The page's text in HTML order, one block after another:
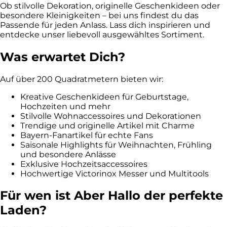
Ob stilvolle Dekoration, originelle Geschenkideen oder
besondere Kleinigkeiten – bei uns findest du das
Passende für jeden Anlass. Lass dich inspirieren und
entdecke unser liebevoll ausgewähltes Sortiment.
Was erwartet Dich?
Auf über 200 Quadratmetern bieten wir:
Kreative Geschenkideen für Geburtstage,
Hochzeiten und mehr
Stilvolle Wohnaccessoires und Dekorationen
Trendige und originelle Artikel mit Charme
Bayern-Fanartikel für echte Fans
Saisonale Highlights für Weihnachten, Frühling
und besondere Anlässe
Exklusive Hochzeitsaccessoires
Hochwertige Victorinox Messer und Multitools
Für wen ist Aber Hallo der perfekte
Laden?